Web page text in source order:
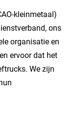
kleinmetaal)
ons
organisatie en
ervoor dat het
We zijn